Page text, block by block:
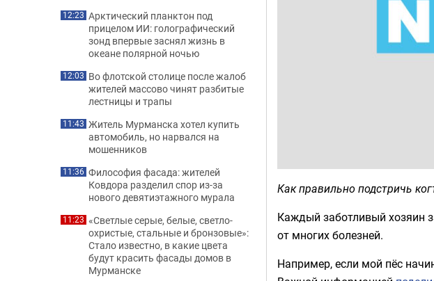
Как правильно подстричь
Каждый заботливый хозяин
от многих болезней.
Например, если мой пёс
12:23 Арктический планктон под
прицелом ИИ: голографический
зонд впервые заснял жизнь в
океане полярной ночью
12:03 Во флотской столице после жалоб
жителей массово чинят разбитые
лестницы и трапы
11:43 Житель Мурманска хотел купить
автомобиль, но нарвался на
мошенников
11:36 Философия фасада: жителей
Ковдора разделил спор из-за
нового девятиэтажного мурала
11:23 «Светлые серые, белые, светло-
охристые, стальные и бронзовые»:
Стало известно, в какие цвета
будут красить фасады домов в
Мурманске